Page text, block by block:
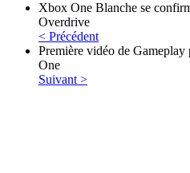
Xbox One Blanche se
Overdrive
< Précédent
Première vidéo de
One
Suivant >